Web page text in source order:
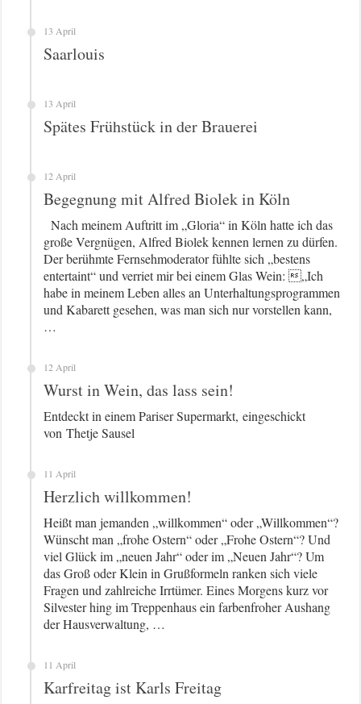
13 April
Saarlouis
13 April
Spätes Frühstück in der Brauerei
12 April
Begegnung mit Alfred Biolek in Köln
Nach meinem Auftritt im „Gloria“ in Köln hatte ich das
große Vergnügen, Alfred Biolek kennen lernen zu dürfen.
Der berühmte Fernsehmoderator fühlte sich „bestens
entertaint“ und verriet mir bei einem Glas Wein: „Ich
habe in meinem Leben alles an Unterhaltungsprogrammen
und Kabarett gesehen, was man sich nur vorstellen kann,
…
12 April
Wurst in Wein, das lass sein!
Entdeckt in einem Pariser Supermarkt, eingeschickt
von Thetje Sausel
11 April
Herzlich willkommen!
Heißt man jemanden „willkommen“ oder „Willkommen“?
Wünscht man „frohe Ostern“ oder „Frohe Ostern“? Und
viel Glück im „neuen Jahr“ oder im „Neuen Jahr“? Um
das Groß oder Klein in Grußformeln ranken sich viele
Fragen und zahlreiche Irrtümer. Eines Morgens kurz vor
Silvester hing im Treppenhaus ein farbenfroher Aushang
der Hausverwaltung, …
11 April
Karfreitag ist Karls Freitag